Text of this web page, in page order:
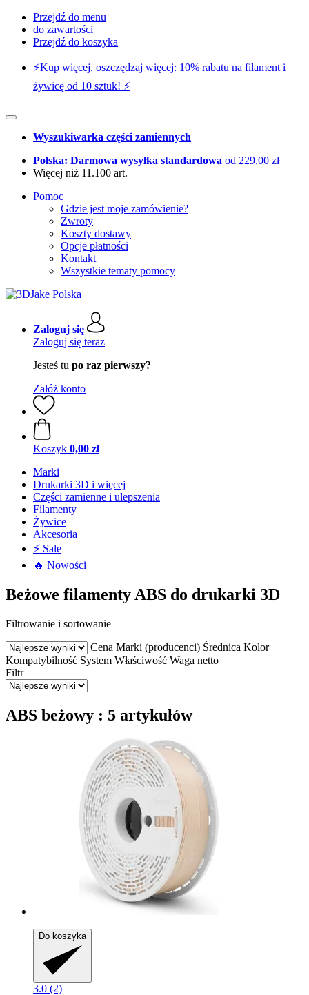
Przejdź do menu
do zawartości
Przejdź do koszyka
⚡️Kup więcej, oszczędzaj więcej: 10% rabatu na filament i
żywicę od 10 sztuk! ⚡️
Wyszukiwarka części zamiennych
Polska: Darmowa wysyłka standardowa od 229,00 zł
Więcej niż 11.100 art.
Pomoc
Gdzie jest moje zamówienie?
Zwroty
Koszty dostawy
Opcje płatności
Kontakt
Wszystkie tematy pomocy
Zaloguj się
Zaloguj się teraz
Jesteś tu po raz pierwszy?
Załóż konto
Koszyk 0,00 zł
Marki
Drukarki 3D i więcej
Części zamienne i ulepszenia
Filamenty
Żywice
Akcesoria
⚡ Sale
🔥 Nowości
Beżowe filamenty ABS do drukarki 3D
Filtrowanie i sortowanie
Cena Marki (producenci) Średnica Kolor
Kompatybilność System Właściwość Waga netto
Filtr
ABS beżowy : 5 artykułów
Do koszyka
3.0 (2)